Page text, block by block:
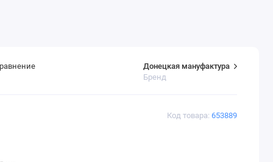
Код товара: 653889
Донецкая мануфактура
Бренд